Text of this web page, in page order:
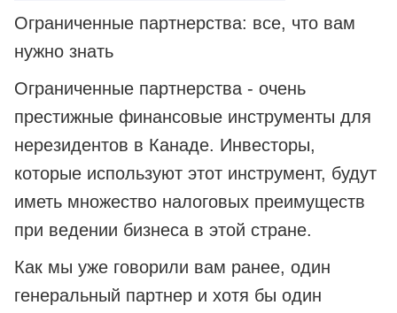
Ограниченные партнерства: все, что вам
нужно знать
Ограниченные партнерства - очень
престижные финансовые инструменты для
нерезидентов в Канаде. Инвесторы,
которые используют этот инструмент, будут
иметь множество налоговых преимуществ
при ведении бизнеса в этой стране.
Как мы уже говорили вам ранее, один
генеральный партнер и хотя бы один